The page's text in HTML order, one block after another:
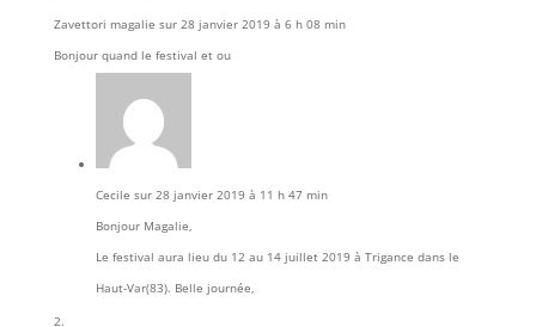
Zavettori magalie sur 28 janvier 2019 à 6 h 08 min
Bonjour quand le festival et ou
Cecile sur 28 janvier 2019 à 11 h 47 min
Bonjour Magalie,
Le festival aura lieu du 12 au 14 juillet 2019 à Trigance dans le
Haut-Var(83). Belle journée,